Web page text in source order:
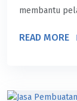
membantu
READ MORE